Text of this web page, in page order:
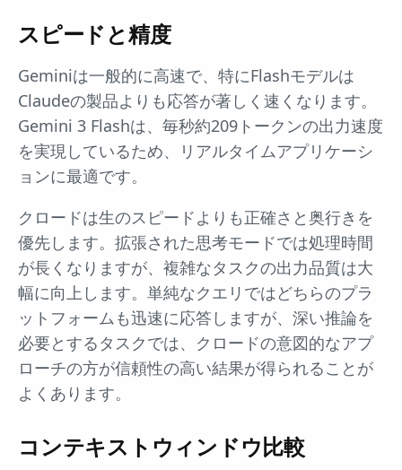
スピードと精度
Geminiは一般的に高速で、特にFlashモデルは
Claudeの製品よりも応答が著しく速くなります。
Gemini 3 Flashは、毎秒約209トークンの出力速度
を実現しているため、リアルタイムアプリケーシ
ョンに最適です。
クロードは生のスピードよりも正確さと奥行きを
優先します。拡張された思考モードでは処理時間
が長くなりますが、複雑なタスクの出力品質は大
幅に向上します。単純なクエリではどちらのプラ
ットフォームも迅速に応答しますが、深い推論を
必要とするタスクでは、クロードの意図的なアプ
ローチの方が信頼性の高い結果が得られることが
よくあります。
コンテキストウィンドウ比較